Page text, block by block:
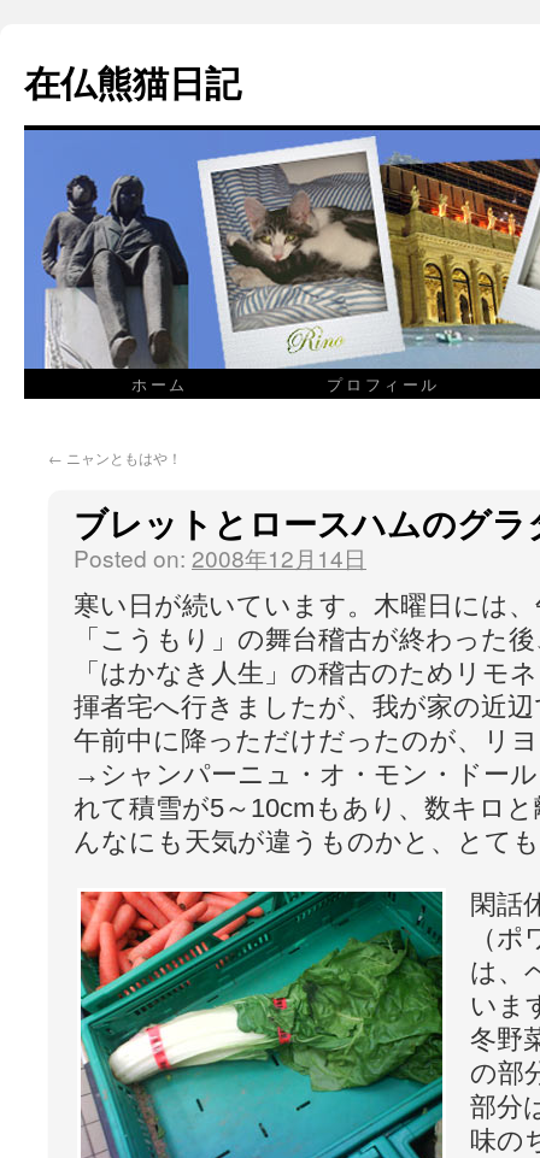
在仏熊猫日記
ホーム プロフィール
← ニャンともはや！
ブレットとロースハムのグラ
Posted on: 2008年12月14日
寒い日が続いています。木曜日には
「こうもり」の舞台稽古が終わった
「はかなき人生」の稽古のためリモ
揮者宅へ行きましたが、我が家の近
午前中に降っただけだったのが、リ
→シャンパーニュ・オ・モン・ドー
れて積雪が5～10cmもあり、数キロ
んなにも天気が違うものかと、とて
閑話
（
は、
いま
冬野
の部
部分
味の